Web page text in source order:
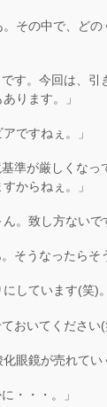
その中で、ど
す。今回は、引
ります。」
ですねぇ。」
準が厳しくな
からねぇ。」
。致し方ないで
そうなったらそ
しています(笑)
おいてください(
眼鏡が売れてい
・・・。」